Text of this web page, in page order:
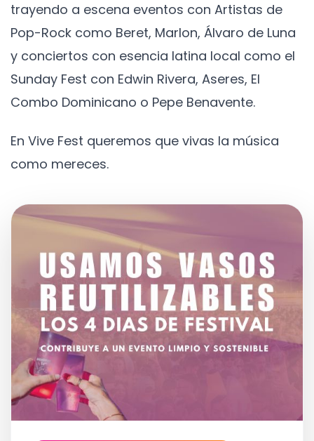
trayendo a escena eventos con Artistas de
Pop-Rock como Beret, Marlon, Álvaro de Luna
y conciertos con esencia latina local como el
Sunday Fest con Edwin Rivera, Aseres, El
Combo Dominicano o Pepe Benavente.
En Vive Fest queremos que vivas la música
como mereces.